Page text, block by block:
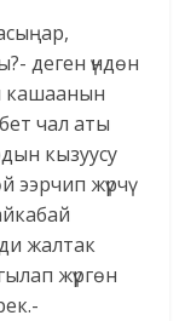
деген үндөн
кашаанын
чал аты
кызуусу
жүрчү
жалтак
жүргөн